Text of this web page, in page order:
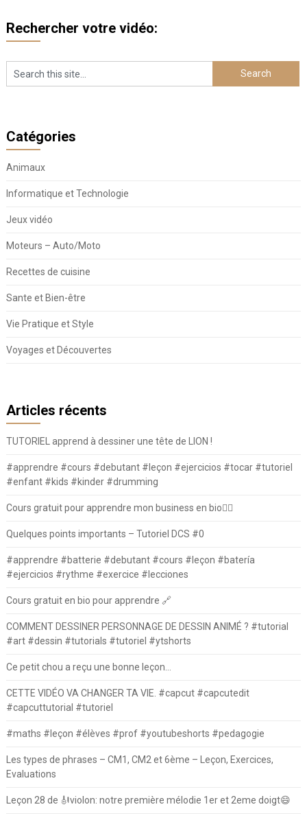
Rechercher votre vidéo:
Catégories
Animaux
Informatique et Technologie
Jeux vidéo
Moteurs – Auto/Moto
Recettes de cuisine
Sante et Bien-être
Vie Pratique et Style
Voyages et Découvertes
Articles récents
TUTORIEL apprend à dessiner une tête de LION !
#apprendre #cours #debutant #leçon #ejercicios #tocar #tutoriel
#enfant #kids #kinder #drumming
Cours gratuit pour apprendre mon business en bio⛓️‍💥
Quelques points importants – Tutoriel DCS #0
#apprendre #batterie #debutant #cours #leçon #batería
#ejercicios #rythme #exercice #lecciones
Cours gratuit en bio pour apprendre 🔗
COMMENT DESSINER PERSONNAGE DE DESSIN ANIMÉ ? #tutorial
#art #dessin #tutorials #tutoriel #ytshorts
Ce petit chou a reçu une bonne leçon…
CETTE VIDÉO VA CHANGER TA VIE. #capcut #capcutedit
#capcuttutorial #tutoriel
#maths #leçon #élèves #prof #youtubeshorts #pedagogie
Les types de phrases – CM1, CM2 et 6ème – Leçon, Exercices,
Evaluations
Leçon 28 de 🎻violon: notre première mélodie 1er et 2eme doigt😄